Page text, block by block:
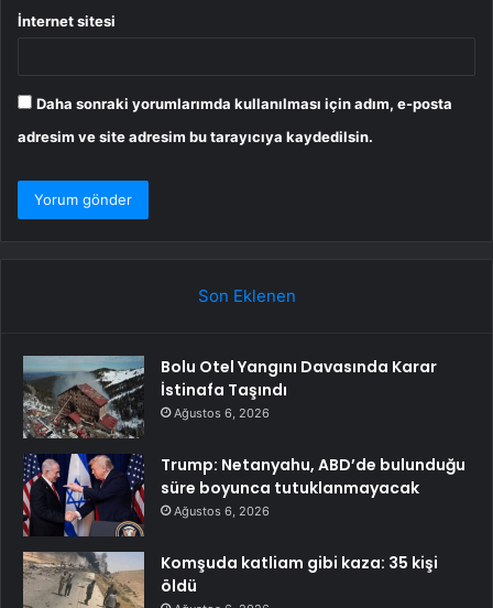
İnternet sitesi
Daha sonraki yorumlarımda kullanılması için adım, e-posta
adresim ve site adresim bu tarayıcıya kaydedilsin.
Son Eklenen
Bolu Otel Yangını Davasında Karar
İstinafa Taşındı
Ağustos 6, 2026
Trump: Netanyahu, ABD’de bulunduğu
süre boyunca tutuklanmayacak
Ağustos 6, 2026
Komşuda katliam gibi kaza: 35 kişi
öldü